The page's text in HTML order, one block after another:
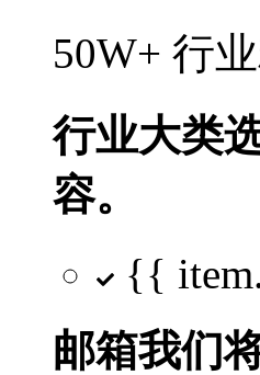
50W+ 行
行业大类
容。
{{
邮箱我们